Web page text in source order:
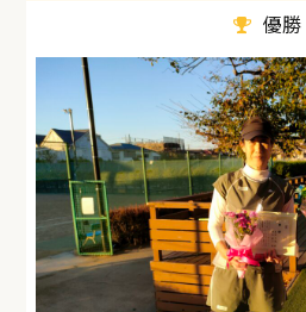
優勝